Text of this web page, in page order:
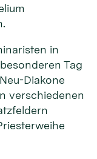
in
Tag
Diakone
verschiedenen